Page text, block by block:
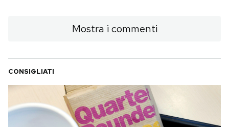
Mostra i commenti
CONSIGLIATI